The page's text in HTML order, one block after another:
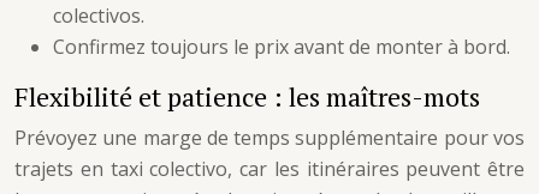
colectivos.
Confirmez toujours le prix avant de monter à bord.
Flexibilité et patience : les maîtres-mots
Prévoyez une marge de temps supplémentaire pour vos
trajets en taxi colectivo, car les itinéraires peuvent être